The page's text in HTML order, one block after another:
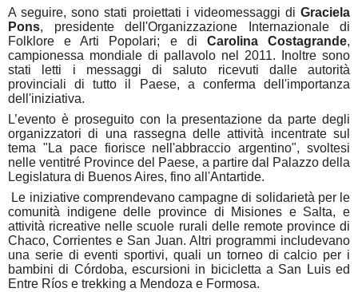
A seguire, sono stati proiettati i videomessaggi di Graciela
Pons, presidente dell'Organizzazione Internazionale di
Folklore e Arti Popolari; e di Carolina Costagrande,
campionessa mondiale di pallavolo nel 2011. Inoltre sono
stati letti i messaggi di saluto ricevuti dalle autorità
provinciali di tutto il Paese, a conferma dell'importanza
dell'iniziativa.
L’evento è proseguito con la presentazione da parte degli
organizzatori di una rassegna delle attività incentrate sul
tema "La pace fiorisce nell'abbraccio argentino", svoltesi
nelle ventitré Province del Paese, a partire dal Palazzo della
Legislatura di Buenos Aires, fino all'Antartide.
Le iniziative comprendevano campagne di solidarietà per le
comunità indigene delle province di Misiones e Salta, e
attività ricreative nelle scuole rurali delle remote province di
Chaco, Corrientes e San Juan. Altri programmi includevano
una serie di eventi sportivi, quali un torneo di calcio per i
bambini di Córdoba, escursioni in bicicletta a San Luis ed
Entre Ríos e trekking a Mendoza e Formosa.